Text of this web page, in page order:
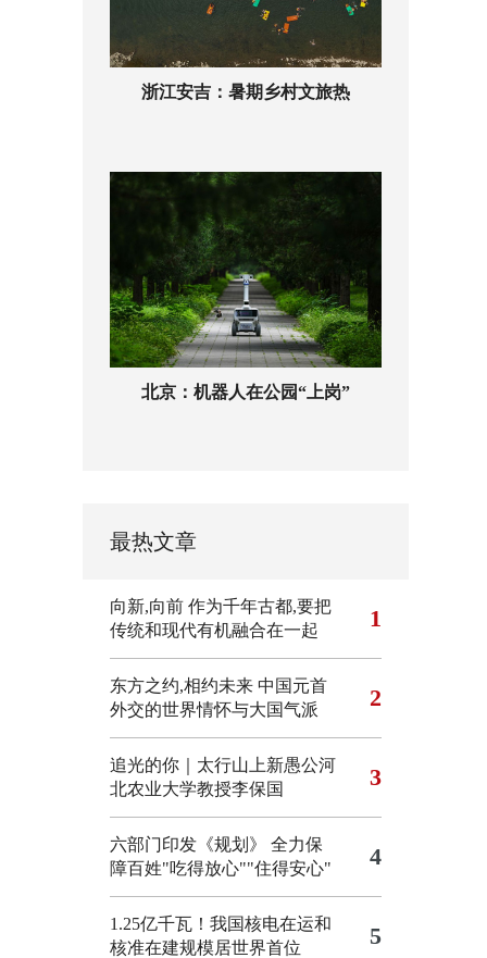
浙江安吉：暑期乡村文旅热
北京：机器人在公园“上岗”
最热文章
向新,向前 作为千年古都,要把
传统和现代有机融合在一起
1
东方之约,相约未来 中国元首
外交的世界情怀与大国气派
2
追光的你｜太行山上新愚公河
北农业大学教授李保国
3
六部门印发《规划》 全力保
障百姓"吃得放心""住得安心"
4
1.25亿千瓦！我国核电在运和
核准在建规模居世界首位
5